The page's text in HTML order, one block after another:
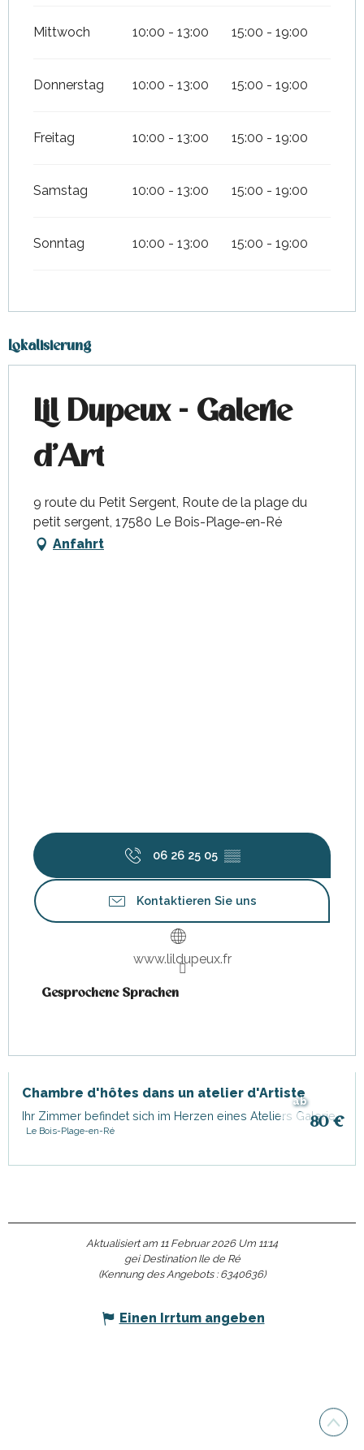
Mittwoch 10:00 - 13:00 15:00 - 19:00
Donnerstag 10:00 - 13:00 15:00 - 19:00
Freitag 10:00 - 13:00 15:00 - 19:00
Samstag 10:00 - 13:00 15:00 - 19:00
Sonntag 10:00 - 13:00 15:00 - 19:00
Lokalisierung
Lil Dupeux - Galerie
d'Art
9 route du Petit Sergent, Route de la plage du
petit sergent, 17580 Le Bois-Plage-en-Ré
Anfahrt
06 26 25 05 ▒▒
Kontaktieren Sie uns
www.lildupeux.fr
Gesprochene Sprachen
Gesprochene Sprachen
ab
80€
Chambre d'hôtes dans un atelier d'Artiste
Ihr Zimmer befindet sich im Herzen eines Ateliers Galerie
Le Bois-Plage-en-Ré
Aktualisiert am 11 Februar 2026 Um 11:14
gei Destination Ile de Ré
(Kennung des Angebots : 6340636)
Einen Irrtum angeben